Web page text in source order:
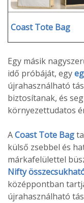
Coast Tote Bag
Egy másik
idő próbáját, egy
újrahasználható
biztosítanak, és
környezettudatos
ACoast Tote Bag
külső zsebbel és
márkafelülettel
Nifty
középpontban
újrahasználható